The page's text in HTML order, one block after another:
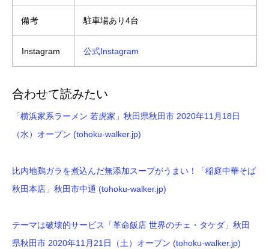
備考 駐車場あり4台
Instagram 公式Instagram
合わせて読みたい
「横浜家系ラーメン 若虎家」秋田県秋田市 2020年11月18日
（水）オープン (tohoku-walker.jp)
比内地鶏ガラを煮込んだ無添加スープがうまい！「稲庭中華そば
秋田本店」秋田市中通 (tohoku-walker.jp)
テーマは破壊的サービス「革命飯店 世界のチェ・タケダ」秋田
県秋田市 2020年11月21日（土）オープン (tohoku-walker.jp)